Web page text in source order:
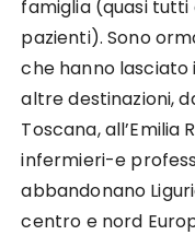
famiglia (quasi tutti
pazienti). Sono
che hanno lasciato
altre destinazioni,
Toscana, all’Emilia
infermieri-e
abbandonano
centro e nord